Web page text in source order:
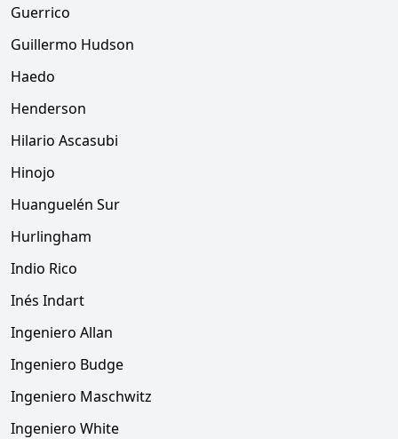
Guerrico
Guillermo Hudson
Haedo
Henderson
Hilario Ascasubi
Hinojo
Huanguelén Sur
Hurlingham
Indio Rico
Inés Indart
Ingeniero Allan
Ingeniero Budge
Ingeniero Maschwitz
Ingeniero White